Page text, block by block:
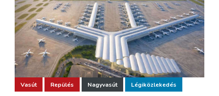
Vasút Repülés Nagyvasút Légiközlekedés